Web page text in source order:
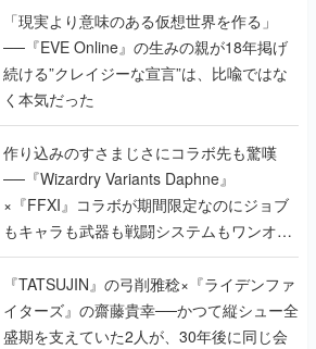
「現実より意味のある仮想世界を作る」
──『EVE Online』の生みの親が18年掲げ
続ける”クレイジーな宣言”は、比喩ではな
く本気だった
作り込みのすさまじさにコラボ先も驚嘆
──『Wizardry Variants Daphne』
×『FFXI』コラボが期間限定なのにジョブ
もキャラも武器も戦闘システムもワンオフ
で作り込まれた理由を両ディレクターに聞
く
『TATSUJIN』の弓削雅稔×『ライデンファ
イターズ』の齋藤貴幸──かつて縦シュー全
盛期を支えていた2人が、30年後に同じ会